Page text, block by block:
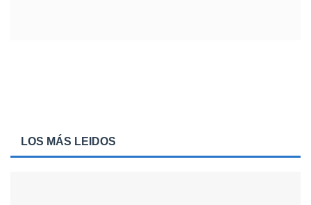
LOS MÁS LEIDOS